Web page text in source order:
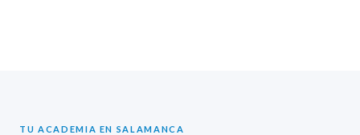
TU ACADEMIA EN SALAMANCA